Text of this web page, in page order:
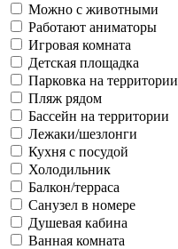
Можно с животными
Работают аниматоры
Игровая комната
Детская площадка
Парковка на территории
Пляж рядом
Бассейн на территории
Лежаки/шезлонги
Кухня с посудой
Холодильник
Балкон/терраса
Санузел в номере
Душевая кабина
Ванная комната